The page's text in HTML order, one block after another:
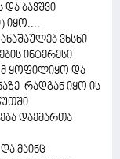
და ბავშვი
იყო....
ვხსნი
ინტერესი
ყოფილიყო და
რადგან იყო ის
დაემართა
მაინც